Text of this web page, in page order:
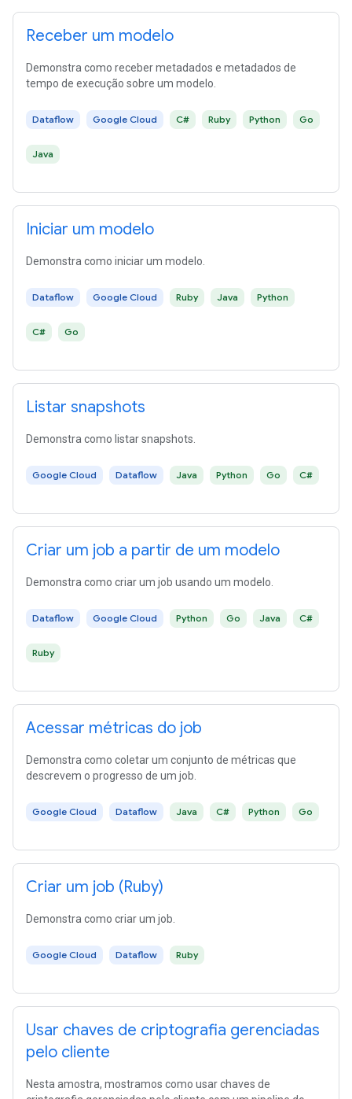
Receber um modelo
Demonstra como receber metadados e metadados de
tempo de execução sobre um modelo.
Dataflow Google Cloud C# Ruby Python Go
Java
Iniciar um modelo
Demonstra como iniciar um modelo.
Dataflow Google Cloud Ruby Java Python
C# Go
Listar snapshots
Demonstra como listar snapshots.
Google Cloud Dataflow Java Python Go C#
Criar um job a partir de um modelo
Demonstra como criar um job usando um modelo.
Dataflow Google Cloud Python Go Java C#
Ruby
Acessar métricas do job
Demonstra como coletar um conjunto de métricas que
descrevem o progresso de um job.
Google Cloud Dataflow Java C# Python Go
Criar um job (Ruby)
Demonstra como criar um job.
Google Cloud Dataflow Ruby
Usar chaves de criptografia gerenciadas
pelo cliente
Nesta amostra, mostramos como usar chaves de